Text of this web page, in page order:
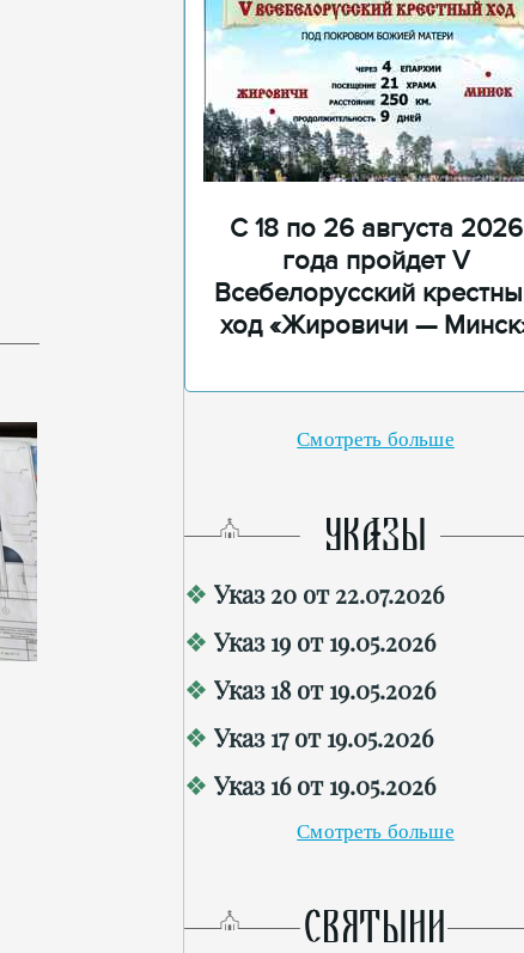
С 18 по 26 августа 2026
года пройдет V
Всебелорусский
ход «Жировичи —
Смотреть больше
УКАЗЫ
Указ 20 от 22.07.2026
Указ 19 от 19.05.2026
Указ 18 от 19.05.2026
Указ 17 от 19.05.2026
Указ 16 от 19.05.2026
Смотреть больше
СВЯТЫНИ